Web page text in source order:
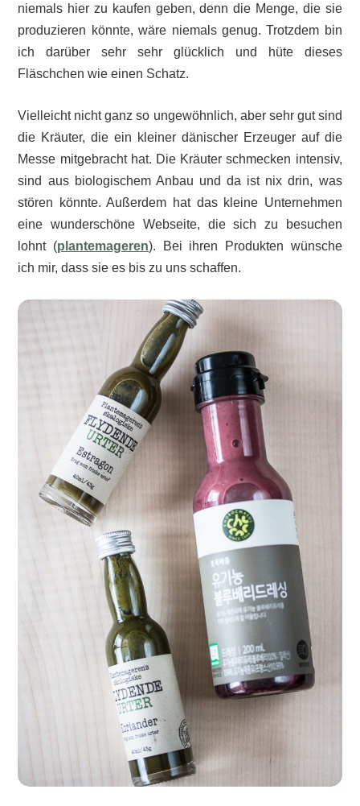
niemals hier zu kaufen geben, denn die Menge, die sie
produzieren könnte, wäre niemals genug. Trotzdem bin
ich darüber sehr sehr glücklich und hüte dieses
Fläschchen wie einen Schatz.
Vielleicht nicht ganz so ungewöhnlich, aber sehr gut sind
die Kräuter, die ein kleiner dänischer Erzeuger auf die
Messe mitgebracht hat. Die Kräuter schmecken intensiv,
sind aus biologischem Anbau und da ist nix drin, was
stören könnte. Außerdem hat das kleine Unternehmen
eine wunderschöne Webseite, die sich zu besuchen
lohnt (plantemageren). Bei ihren Produkten wünsche
ich mir, dass sie es bis zu uns schaffen.